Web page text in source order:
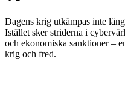
Dagens krig utkämpas inte
Istället sker striderna i
och ekonomiska sanktioner –
krig och fred.